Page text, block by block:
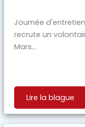
Journée
recrute un
Mars...
Lire la blague